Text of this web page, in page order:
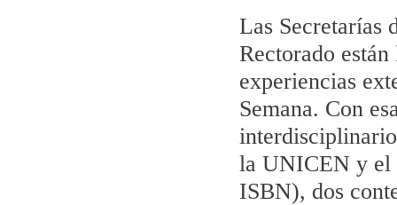
Las Secretarías
Rectorado
experiencias
Semana. Con
la UNICEN y el
ISBN), dos